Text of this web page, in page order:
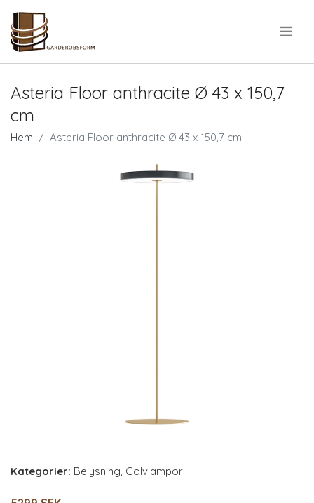
Asteria Floor anthracite Ø 43 x 150,7
cm
Hem Asteria Floor anthracite Ø 43 x 150,7 cm
Kategorier: Belysning, Golvlampor